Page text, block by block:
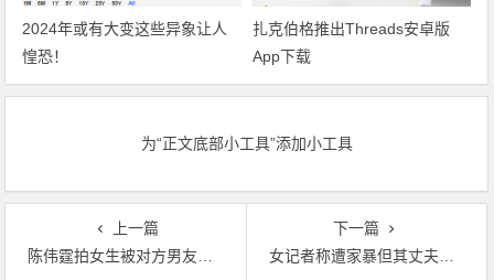
2024年或有大变这些异象让人
惶恐！
扎克伯格推出Threads安卓版
App下载
为“正文底部小工具”添加小工具
上一篇
陈伟霆拍女生被对方男友要求删除：谁让你专门拍人家屁股的！
下一篇
女记者称遭家暴但其丈夫却说她也家暴我：马金瑜一呼百应撕逼搞得欢！